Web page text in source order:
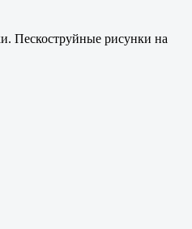
Пескоструйные рисунки на